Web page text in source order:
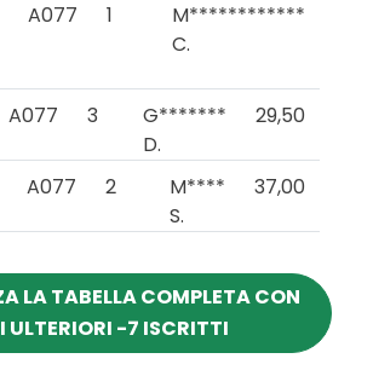
A077 1
M************
C.
A077 3
G*******
D.
29,50
A077 2
M****
S.
37,00
LA TABELLA COMPLETA CON
ULTERIORI -7 ISCRITTI